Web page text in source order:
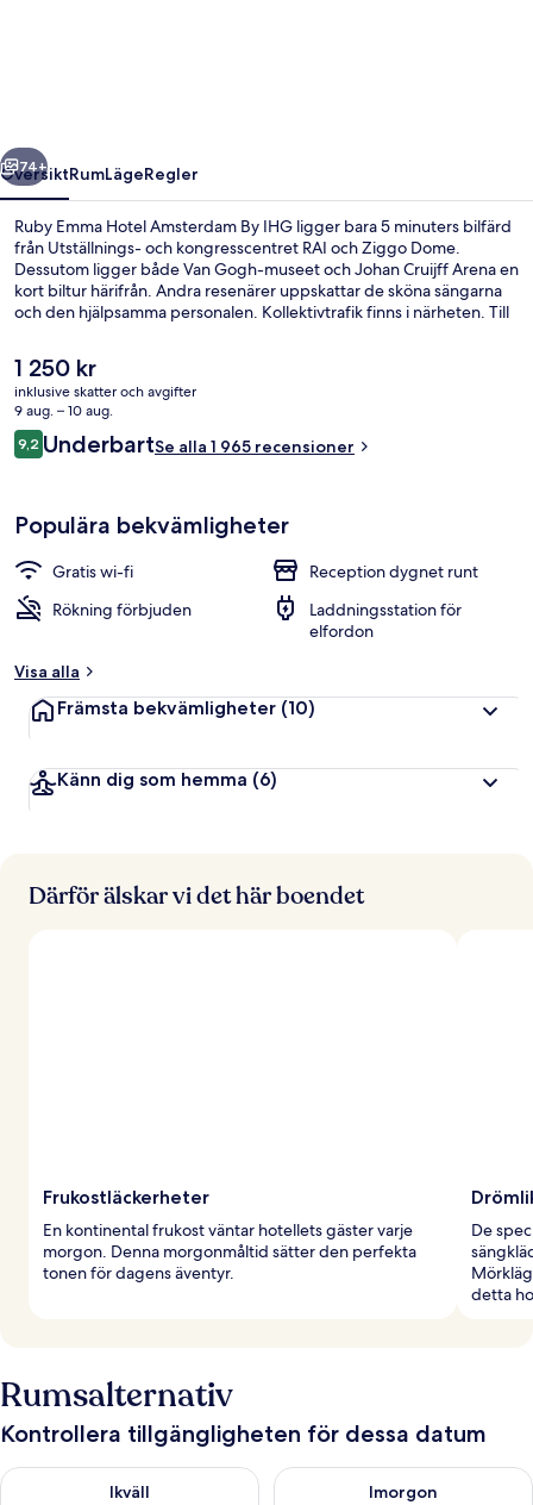
Nästa
74+
ÖversiktRumLägeRegler
Ruby Emma Hotel Amsterdam By IHG ligger bara 5 minuters bilfärd
från Utställnings- och kongresscentret RAI och Ziggo Dome.
Dessutom ligger både Van Gogh-museet och Johan Cruijff Arena en
kort biltur härifrån. Andra resenärer uppskattar de sköna sängarna
och den hjälpsamma personalen. Kollektivtrafik finns i närheten. Till
station är det 12 minuter.
Det
nuvarande
priset
är
1 250 kr
1 250 kr
inklusive skatter och avgifter
9 aug. – 10 aug.
Recensioner
9,29,2 av 10,
UnderbartSe alla 1 965 recensioner
Populära bekvämligheter
Gratis wi-fi
Reception dygnet runt
Rökning förbjuden
Laddningsstation för
elfordon
Visa alla
Främsta bekvämligheter (10)
Känn dig som hemma (6)
Därför älskar vi det här boendet
Frukostläckerheter
En kontinental frukost väntar hotellets gäster varje
morgon. Denna morgonmåltid sätter den perfekta
tonen för dagens äventyr.
De
detta
Rumsalternativ
Kontrollera tillgängligheten för dessa datum
Ikväll
Kontrollera tillgängligheten för ikväll aug. 8 - aug. 9
Imorgon
Kontrollera tillgängligheten